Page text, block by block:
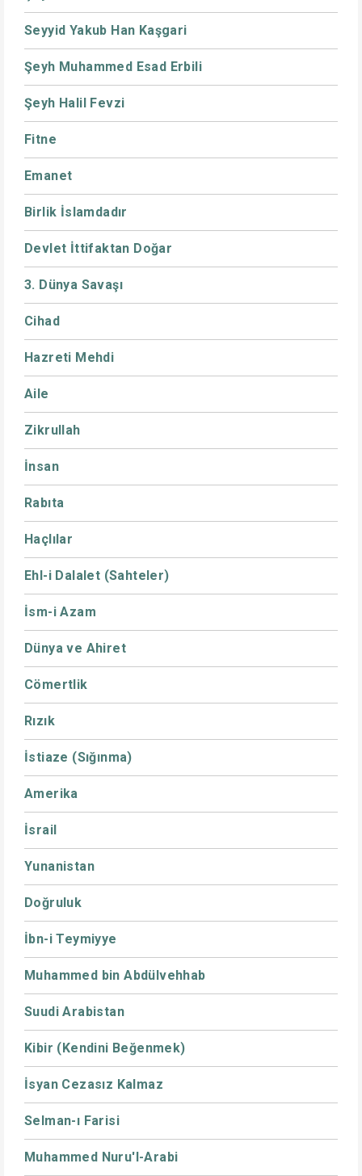
Seyyid Yakub Han Kaşgari
Şeyh Muhammed Esad Erbili
Şeyh Halil Fevzi
Fitne
Emanet
Birlik İslamdadır
Devlet İttifaktan Doğar
3. Dünya Savaşı
Cihad
Hazreti Mehdi
Aile
Zikrullah
İnsan
Rabıta
Haçlılar
Ehl-i Dalalet (Sahteler)
İsm-i Azam
Dünya ve Ahiret
Cömertlik
Rızık
İstiaze (Sığınma)
Amerika
İsrail
Yunanistan
Doğruluk
İbn-i Teymiyye
Muhammed bin Abdülvehhab
Suudi Arabistan
Kibir (Kendini Beğenmek)
İsyan Cezasız Kalmaz
Selman-ı Farisi
Muhammed Nuru'l-Arabi